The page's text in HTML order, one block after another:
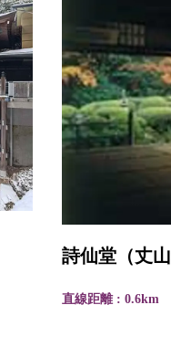
詩仙堂（丈山寺）
直線距離 : 0.6km